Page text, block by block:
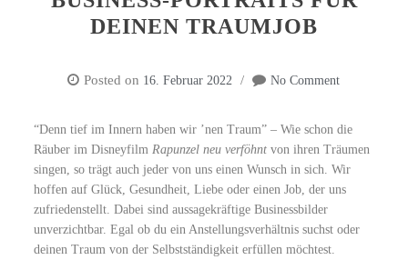
DEINEN TRAUMJOB
Posted on 16. Februar 2022 No Comment
“Denn tief im Innern haben wir ’nen Traum” – Wie schon die
Räuber im DisneyfilmRapunzel neu verföhnt von ihren Träumen
singen, so trägt auch jeder von uns einen Wunsch in sich. Wir
hoffen auf Glück, Gesundheit, Liebe oder einen Job, der uns
zufriedenstellt. Dabei sind aussagekräftige Businessbilder
unverzichtbar. Egal ob du ein Anstellungsverhältnis suchst oder
deinen Traum von der Selbstständigkeit erfüllen möchtest.